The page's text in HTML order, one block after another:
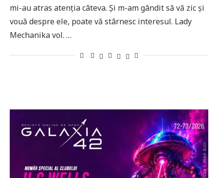
mi-au atras atenția câteva. Și m-am gândit să vă zic și
vouă despre ele, poate vă stârnesc interesul. Lady
Mechanika vol. …